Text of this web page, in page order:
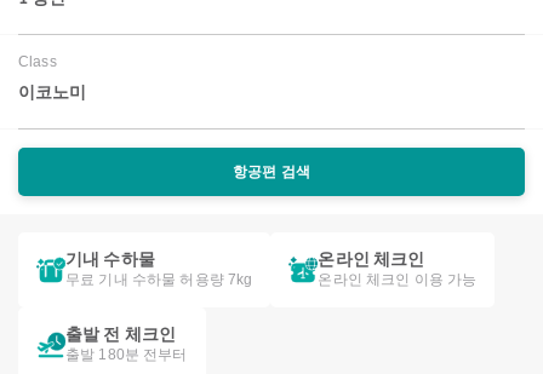
Class
이코노미
항공편 검색
기내 수하물
무료 기내 수하물 허용량 7kg
온라인 체크인
온라인 체크인 이용 가능
출발 전 체크인
출발 180분 전부터